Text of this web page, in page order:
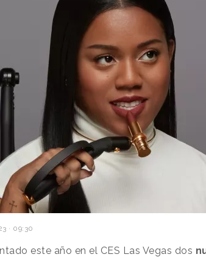
· 09:30
este año en el CES Las Vegas dos